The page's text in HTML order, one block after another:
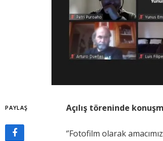
PAYLAŞ Açılış töreninde
‘’Fotofilm olarak